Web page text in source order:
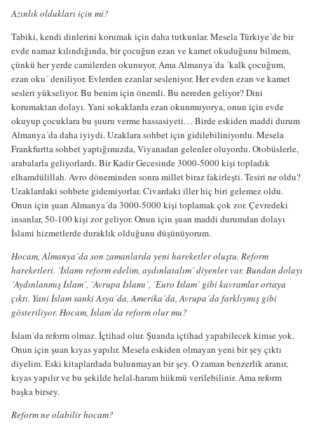
Azınlık oldukları için mi?
Tabiki, kendi dinlerini korumak için daha tutkunlar. Mesela Türkiye´de bir
evde namaz kılındığında, bir çocuğun ezan ve kamet okuduğunu bilmem,
çünkü her yerde camilerden okunuyor. Ama Almanya´da ´kalk çocuğum,
ezan oku´ deniliyor. Evlerden ezanlar sesleniyor. Her evden ezan ve kamet
sesleri yükseliyor. Bu benim için önemli. Bu nereden geliyor? Dini
korumaktan dolayı. Yani sokaklarda ezan okunmuyorya, onun için evde
okuyup çocuklara bu şuuru verme hassasiyeti… Birde eskiden maddi durum
Almanya´da daha iyiydi. Uzaklara sohbet için gidilebiliniyordu. Mesela
Frankfurtta sohbet yaptığımızda, Viyanadan gelenler oluyordu. Otobüslerle,
arabalarla geliyorlardı. Bir Kadir Gecesinde 3000-5000 kişi topladık
elhamdülillah. Avro döneminden sonra millet biraz fakirleşti. Tesiri ne oldu?
Uzaklardaki sohbete gidemiyorlar. Civardaki iller hiç biri gelemez oldu.
Onun için şuan Almanya´da 3000-5000 kişi toplamak çok zor. Çevredeki
insanlar, 50-100 kişi zor geliyor. Onun için şuan maddi durumdan dolayı
İslami hizmetlerde duraklık olduğunu düşünüyorum.
Hocam, Almanya´da son zamanlarda yeni hareketler oluştu. Reform
hareketleri. ´İslamı reform edelim, aydınlatalım´ diyenler var. Bundan dolayı
´Aydınlanmış İslam´, ´Avrupa İslamı´, ´Euro İslam´ gibi kavramlar ortaya
çıktı. Yani İslam sanki Asya´da, Amerika´da, Avrupa´da farklıymış gibi
gösteriliyor. Hocam, İslam´da reform olur mu?
İslam´da reform olmaz. İçtihad olur. Şuanda içtihad yapabilecek kimse yok.
Onun için şuan kıyas yapılır. Mesela eskiden olmayan yeni bir şey çıktı
diyelim. Eski kitaplardada bulunmayan bir şey. O zaman benzerlik aranır,
kıyas yapılır ve bu şekilde helal-haram hükmü verilebilinir. Ama reform
başka birsey.
Reform ne olabilir hocam?